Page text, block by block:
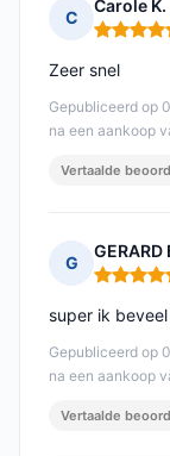
C
Carole K.
Gepubliceerd op
na een aankoop
Zeer snel
Vertaalde
G
GERARD
Gepubliceerd op
na een aankoop
super ik beveel
Vertaalde